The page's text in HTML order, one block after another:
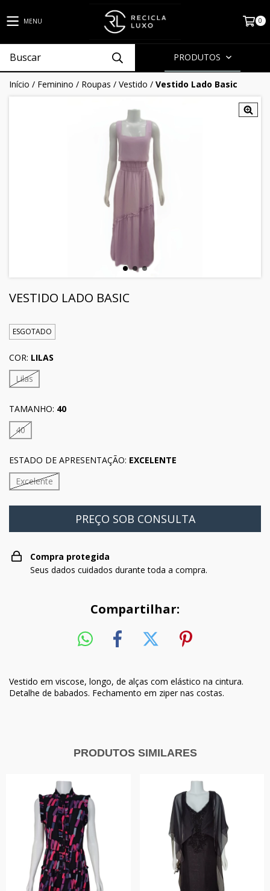
MENU 0
PRODUTOS
Início / Feminino / Roupas / Vestido / Vestido Lado Basic
VESTIDO LADO BASIC
ESGOTADO
COR: LILAS
Lilas
TAMANHO: 40
40
ESTADO DE APRESENTAÇÃO: EXCELENTE
Excelente
Compra protegida
Seus dados cuidados durante toda a compra.
Compartilhar:
Vestido em viscose, longo, de alças com elástico na cintura.
Detalhe de babados. Fechamento em ziper nas costas.
PRODUTOS SIMILARES